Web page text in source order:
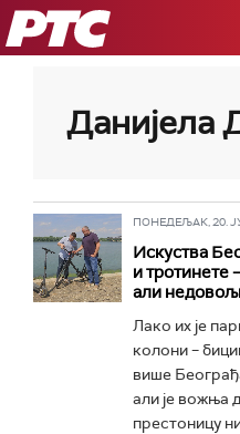
РТС
Данијела
ПОНЕДЕЉАК, 20.
Искуства
и тротинете
али
Лако их је
колони –
више
али је вожња
престоницу